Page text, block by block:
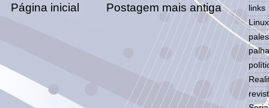
Postagem mais antiga
Página inicial
links
Linux